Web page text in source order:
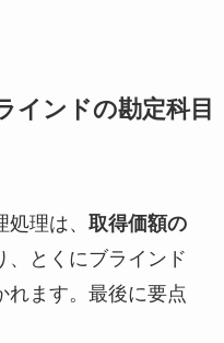
インドの勘定科目
理は、 取得価額の
、とくにブラインド
れます。最後に要点